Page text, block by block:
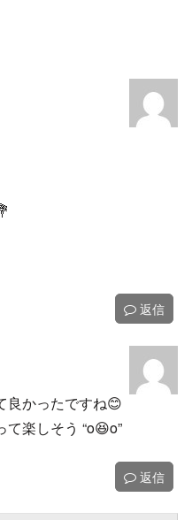
返信
良かったですね😊
楽しそう “o😆o”
返信